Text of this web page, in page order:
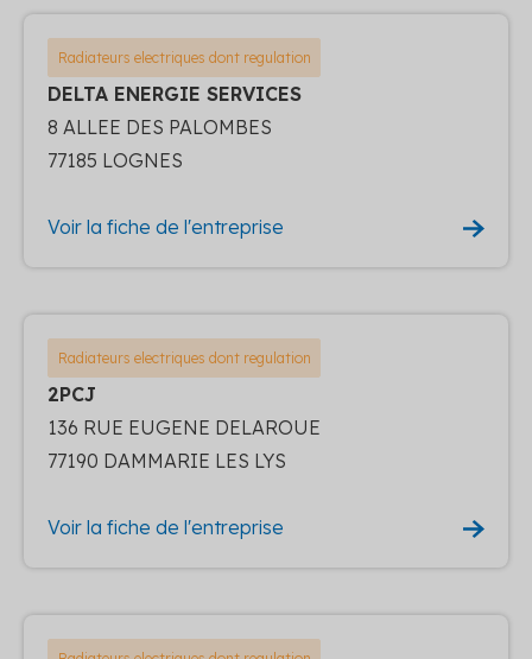
Radiateurs electriques dont regulation
DELTA ENERGIE SERVICES
8 ALLEE DES PALOMBES
77185 LOGNES
Voir la fiche de l'entreprise
Radiateurs electriques dont regulation
2PCJ
136 RUE EUGENE DELAROUE
77190 DAMMARIE LES LYS
Voir la fiche de l'entreprise